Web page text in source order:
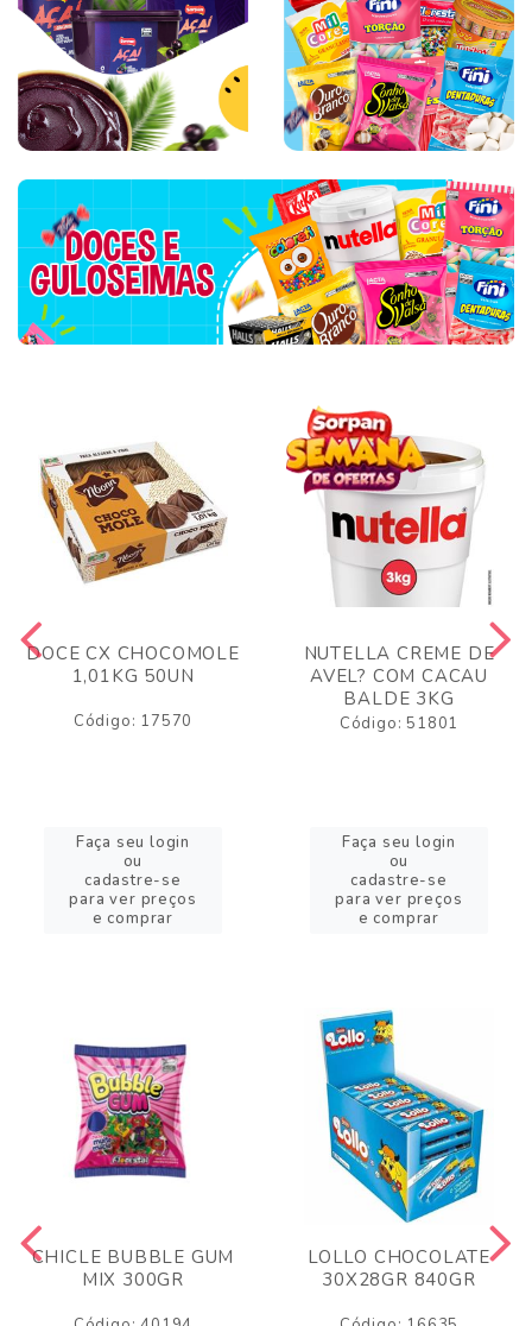
DOCE CX CHOCOMOLE
1,01KG 50UN
Código: 17570
Faça seu login
ou
cadastre-se
para ver preços
e comprar
NUTELLA CREME DE
AVEL? COM CACAU
BALDE 3KG
Código: 51801
Faça seu login
ou
cadastre-se
para ver preços
e comprar
CHICLE BUBBLE GUM
MIX 300GR
LOLLO CHOCOLATE
30X28GR 840GR